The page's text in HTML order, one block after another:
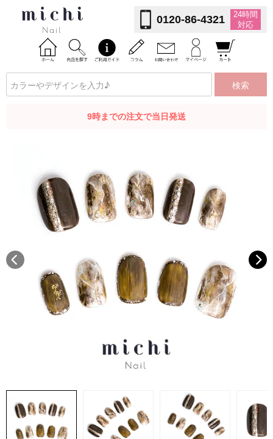
0120-86-4321
24時間
対応
検索
9時までの注文で当日発送